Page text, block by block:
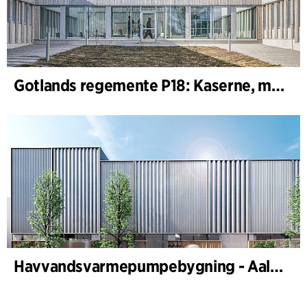
Gotlands regemente P18: Kaserne, motor-, maskin- og skydeområde
Havvandsvarmepumpebygning - Aalborg Forsyning